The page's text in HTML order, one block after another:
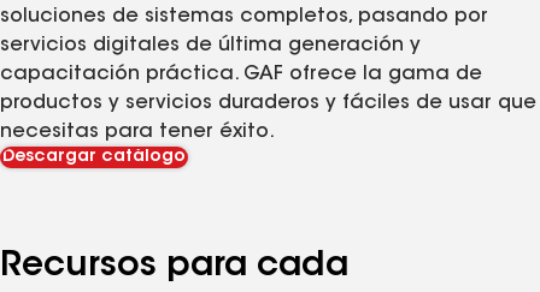
soluciones de sistemas completos, pasando por
servicios digitales de última generación y
capacitación práctica. GAF ofrece la gama de
productos y servicios duraderos y fáciles de usar que
necesitas para tener éxito.
Descargar catálogo
Recursos para cada